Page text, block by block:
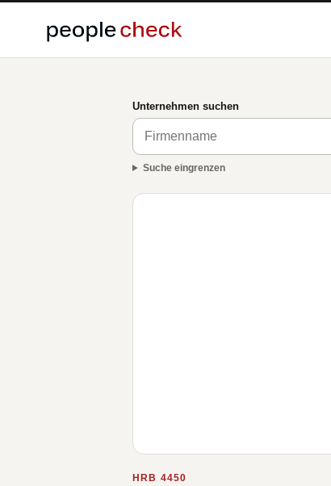
Unternehmen suchen
Suche eingrenzen
HRB 4450